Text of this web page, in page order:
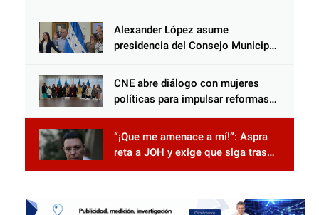
Alexander López asume
presidencia del Consejo Municipal
Censo Nacional 2026
CNE abre diálogo con mujeres
políticas para impulsar reformas
“¡Que me amenace a mí!”: Aspra
reta a JOH y exige que siga tras
las rejas